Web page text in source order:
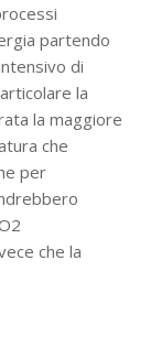
partendo
di
la
la maggiore
che
per
che la